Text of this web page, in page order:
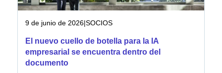
9 de junio de 2026|SOCIOS
El nuevo cuello de botella para la IA
empresarial se encuentra dentro del
documento